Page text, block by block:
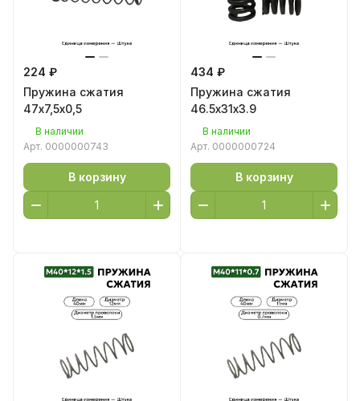
224 ₽
Пружина сжатия
47х7,5х0,5
В наличии
Арт. 0000000743
В корзину
434 ₽
Пружина сжатия
46.5х31х3.9
В наличии
Арт. 0000000724
В корзину